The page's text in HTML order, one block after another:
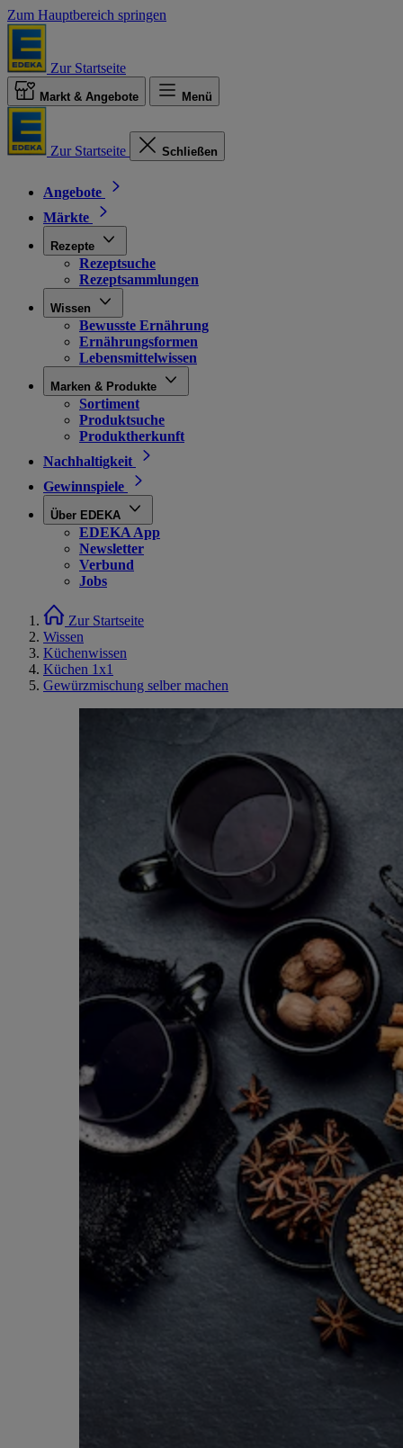
Zum Hauptbereich springen
Zur Startseite
Markt & Angebote Menü
Zur Startseite Schließen
Angebote
Märkte
Rezepte
Rezeptsuche
Rezeptsammlungen
Wissen
Bewusste Ernährung
Ernährungsformen
Lebensmittelwissen
Marken & Produkte
Sortiment
Produktsuche
Produktherkunft
Nachhaltigkeit
Gewinnspiele
Über EDEKA
EDEKA App
Newsletter
Verbund
Jobs
Zur Startseite
Wissen
Küchenwissen
Küchen 1x1
Gewürzmischung selber machen